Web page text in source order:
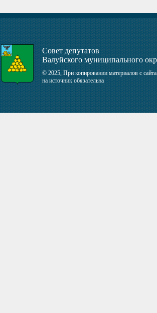
Совет депутатов
Валуйского муниципального
© 2025, При копировании материалов с
на источник обязательна